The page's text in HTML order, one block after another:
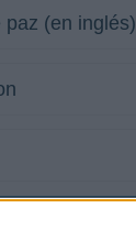
paz (en inglés)